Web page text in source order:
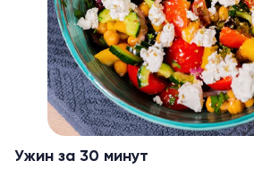
Ужин за 30 минут